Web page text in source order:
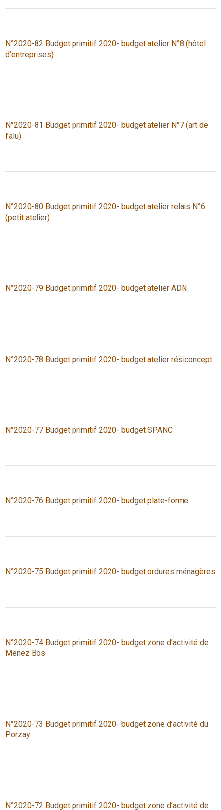
N°2020-82 Budget primitif 2020- budget atelier N°8 (hôtel
d’entreprises)
N°2020-81 Budget primitif 2020- budget atelier N°7 (art de
l’alu)
N°2020-80 Budget primitif 2020- budget atelier relais N°6
(petit atelier)
N°2020-79 Budget primitif 2020- budget atelier ADN
N°2020-78 Budget primitif 2020- budget atelier résiconcept
N°2020-77 Budget primitif 2020- budget SPANC
N°2020-76 Budget primitif 2020- budget plate-forme
N°2020-75 Budget primitif 2020- budget ordures ménagères
N°2020-74 Budget primitif 2020- budget zone d’activité de
Menez Bos
N°2020-73 Budget primitif 2020- budget zone d’activité du
Porzay
N°2020-72 Budget primitif 2020- budget zone d’activité de